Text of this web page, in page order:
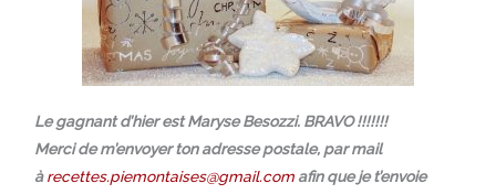
Le gagnant d’hier est Maryse Besozzi. BRAVO !!!!!!!
Merci de m’envoyer ton adresse postale, par mail
àrecettes.piemontaises@gmail.com afin que je t’envoie